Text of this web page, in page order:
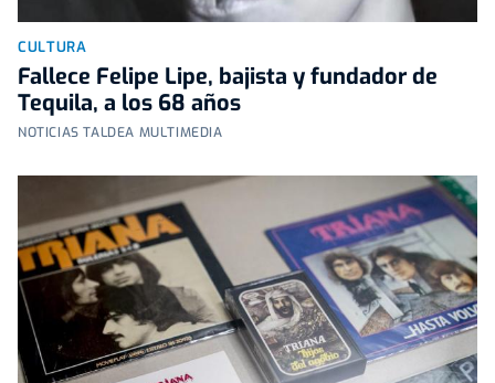
CULTURA
Fallece Felipe Lipe, bajista y fundador de
Tequila, a los 68 años
NOTICIAS TALDEA MULTIMEDIA